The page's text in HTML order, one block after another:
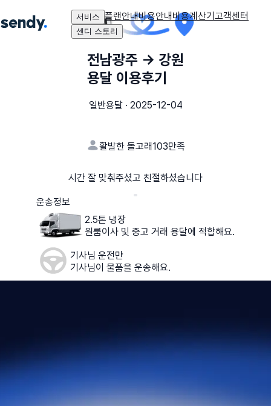
서비스 플랜안내비용안내비용계산기고객센터
센디 스토리
전남광주 → 강원
용달 이용후기
일반용달· 2025-12-04
활발한 돌고래103만족
시간 잘 맞춰주셨고 친절하셨습니다
운송정보
2.5톤 냉장
원룸이사 및 중고 거래 용달에 적합해요.
기사님 운전만
기사님이 물품을 운송해요.